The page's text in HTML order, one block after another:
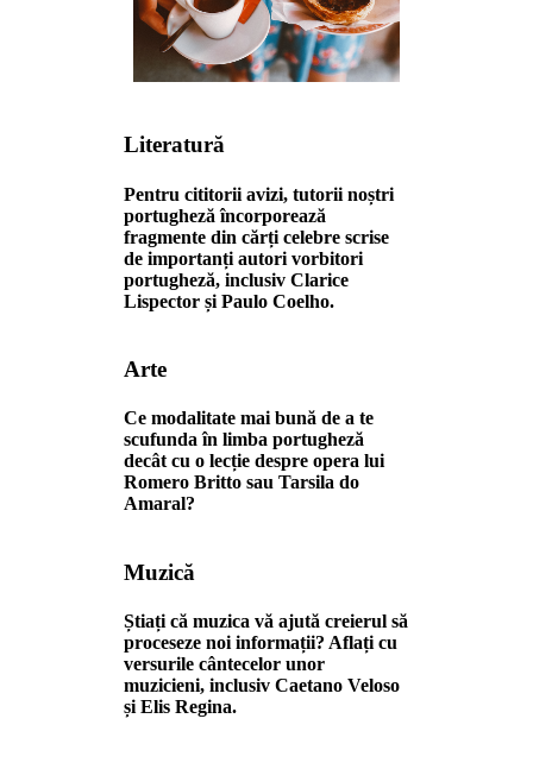
Literatură
Pentru cititorii avizi, tutorii noștri
portugheză încorporează
fragmente din cărți celebre scrise
de importanți autori vorbitori
portugheză, inclusiv Clarice
Lispector și Paulo Coelho.
Arte
Ce modalitate mai bună de a te
scufunda în limba portugheză
decât cu o lecție despre opera lui
Romero Britto sau Tarsila do
Amaral?
Muzică
Știați că muzica vă ajută creierul să
proceseze noi informații? Aflați cu
versurile cântecelor unor
muzicieni, inclusiv Caetano Veloso
și Elis Regina.